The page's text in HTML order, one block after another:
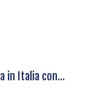
in Italia con...